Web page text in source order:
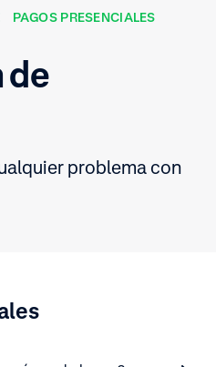
PAGOS PRESENCIALES
de
problema con